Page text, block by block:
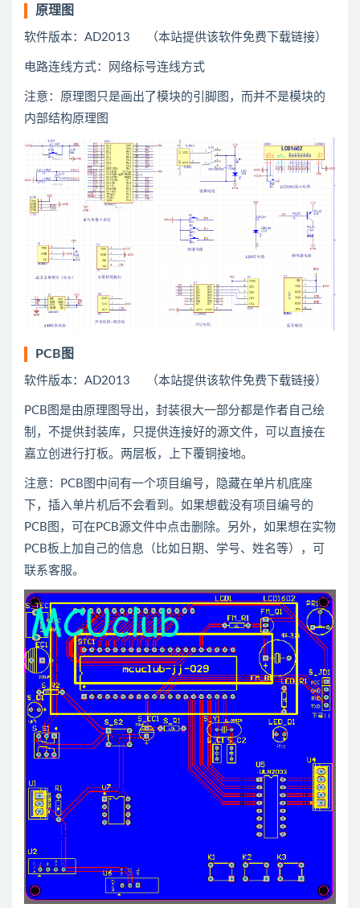
原理图
软件版本：AD2013 （本站提供该软件免费下载链接）
电路连线方式：网络标号连线方式
注意：原理图只是画出了模块的引脚图，而并不是模块的
内部结构原理图
PCB图
软件版本：AD2013 （本站提供该软件免费下载链接）
PCB图是由原理图导出，封装很大一部分都是作者自己绘
制，不提供封装库，只提供连接好的源文件，可以直接在
嘉立创进行打板。两层板，上下覆铜接地。
注意：PCB图中间有一个项目编号，隐藏在单片机底座
下，插入单片机后不会看到。如果想截没有项目编号的
PCB图，可在PCB源文件中点击删除。另外，如果想在实物
PCB板上加自己的信息（比如日期、学号、姓名等），可
联系客服。